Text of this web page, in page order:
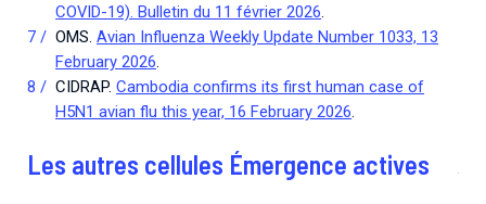
COVID-19). Bulletin du 11 février 2026.
OMS.Avian Influenza Weekly Update Number 1033, 13
February 2026.
CIDRAP.Cambodia confirms its first human case of
H5N1 avian flu this year, 16 February 2026.
Les autres cellules Émergence actives